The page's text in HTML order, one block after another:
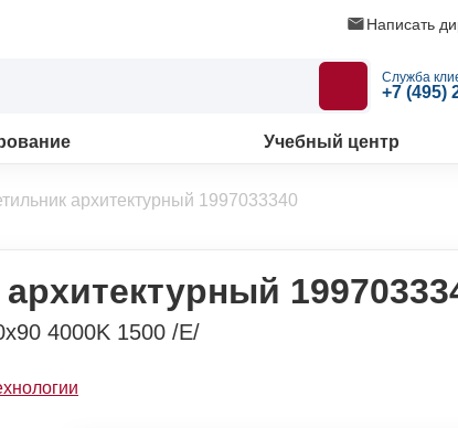
Написать
Служба
+7 (495)
Учебный центр
архитектурный 1997033340
4000K 1500 /E/